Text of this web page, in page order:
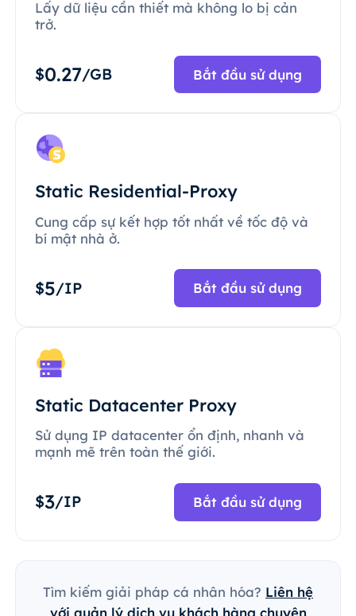
Lấy dữ liệu cần thiết mà không lo bị cản
trở.
$0.27/GB Bắt đầu sử dụng
Static Residential-Proxy
Cung cấp sự kết hợp tốt nhất về tốc độ và
bí mật nhà ở.
$5/IP Bắt đầu sử dụng
Static Datacenter Proxy
Sử dụng IP datacenter ổn định, nhanh và
mạnh mẽ trên toàn thế giới.
$3/IP Bắt đầu sử dụng
Tìm kiếm giải pháp cá nhân hóa? Liên hệ